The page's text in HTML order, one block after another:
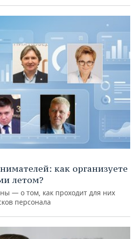
как организуете
летом?
— о том, как проходит для них
персонала